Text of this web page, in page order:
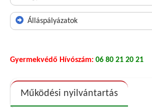
Álláspályázatok
Gyermekvédő Hívószám: 06 80 21 20 21
Működési nyilvántartás